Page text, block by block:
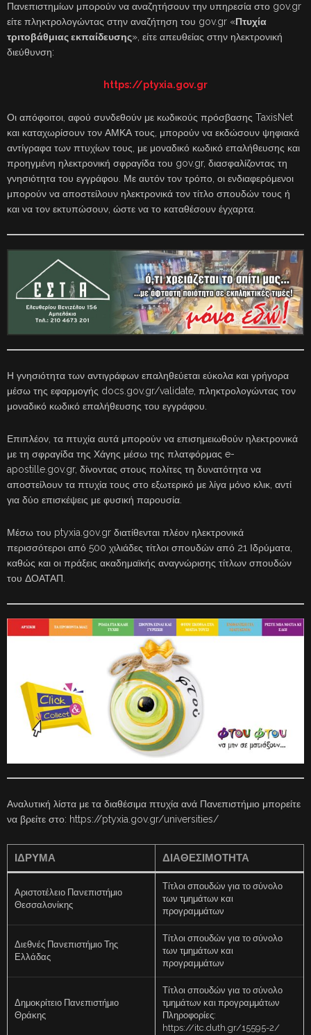
Πανεπιστημίων μπορούν να αναζητήσουν την υπηρεσία στο gov.gr
είτε πληκτρολογώντας στην αναζήτηση του gov.gr «Πτυχία
τριτοβάθμιας εκπαίδευσης», είτε απευθείας στην ηλεκτρονική
διεύθυνση:
https://ptyxia.gov.gr
Οι απόφοιτοι, αφού συνδεθούν με κωδικούς πρόσβασης TaxisNet
και καταχωρίσουν τον ΑΜΚΑ τους, μπορούν να εκδώσουν ψηφιακά
αντίγραφα των πτυχίων τους, με μοναδικό κωδικό επαλήθευσης και
προηγμένη ηλεκτρονική σφραγίδα του gov.gr, διασφαλίζοντας τη
γνησιότητα του εγγράφου. Με αυτόν τον τρόπο, οι ενδιαφερόμενοι
μπορούν να αποστείλουν ηλεκτρονικά τον τίτλο σπουδών τους ή
και να τον εκτυπώσουν, ώστε να το καταθέσουν έγχαρτα.
Η γνησιότητα των αντιγράφων επαληθεύεται εύκολα και γρήγορα
μέσω της εφαρμογής docs.gov.gr/validate, πληκτρολογώντας τον
μοναδικό κωδικό επαλήθευσης του εγγράφου.
Επιπλέον, τα πτυχία αυτά μπορούν να επισημειωθούν ηλεκτρονικά
με τη σφραγίδα της Χάγης μέσω της πλατφόρμας e-
apostille.gov.gr, δίνοντας στους πολίτες τη δυνατότητα να
αποστείλουν τα πτυχία τους στο εξωτερικό με λίγα μόνο κλικ, αντί
για δύο επισκέψεις με φυσική παρουσία.
Μέσω του ptyxia.gov.gr διατίθενται πλέον ηλεκτρονικά
περισσότεροι από 500 χιλιάδες τίτλοι σπουδών από 21 Ιδρύματα,
καθώς και οι πράξεις ακαδημαϊκής αναγνώρισης τίτλων σπουδών
του ΔΟΑΤΑΠ.
Αναλυτική λίστα με τα διαθέσιμα πτυχία ανά Πανεπιστήμιο μπορείτε
να βρείτε στο: https://ptyxia.gov.gr/universities/
ΊΔΡΥΜΑ ΔΙΑΘΕΣΙΜΌΤΗΤΑ
Αριστοτέλειο Πανεπιστήμιο
Θεσσαλονίκης
Τίτλοι σπουδών για το σύνολο
των τμημάτων και
προγραμμάτων
Διεθνές Πανεπιστήμιο Της
Ελλάδας
Τίτλοι σπουδών για το σύνολο
των τμημάτων και
προγραμμάτων
Δημοκρίτειο Πανεπιστήμιο
Θράκης
Τίτλοι σπουδών για το σύνολο
τμημάτων και προγραμμάτων
Πληροφορίες:
https://itc.duth.gr/15595-2/